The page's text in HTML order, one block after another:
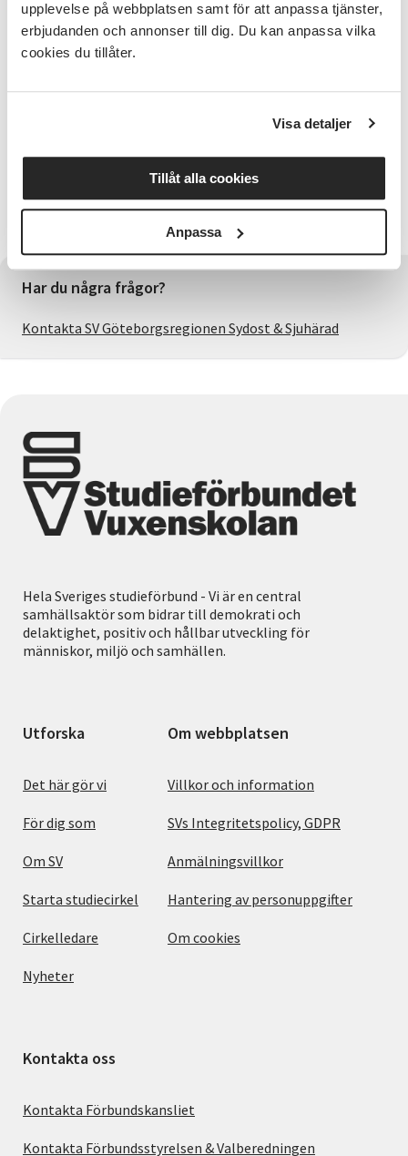
upplevelse på webbplatsen samt för att anpassa tjänster,
erbjudanden och annonser till dig. Du kan anpassa vilka
cookies du tillåter.
Visa detaljer
Tillåt alla cookies
Anpassa
Ingen anmälan krävs.
Arrangör: Mölndals Hembygdsförening i samverkan
Foto: Mölndals Stadsmuseum
Har du några frågor?
Kontakta SV Göteborgsregionen Sydost & Sjuhärad
Hela Sveriges studieförbund - Vi är en central
samhällsaktör som bidrar till demokrati och
delaktighet, positiv och hållbar utveckling för
människor, miljö och samhällen.
Utforska
Det här gör vi
För dig som
Om SV
Starta studiecirkel
Cirkelledare
Nyheter
Om webbplatsen
Villkor och information
SVs Integritetspolicy, GDPR
Anmälningsvillkor
Hantering av personuppgifter
Om cookies
Kontakta oss
Kontakta Förbundskansliet
Kontakta Förbundsstyrelsen & Valberedningen